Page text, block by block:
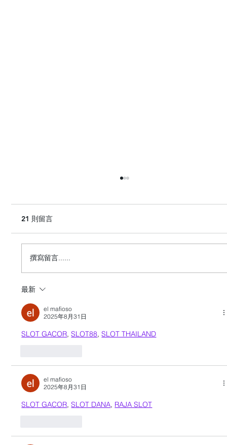
大通客戶資金帳戶的亞洲持牌數字交易所
21 則留言
撰寫留言......
最新
el mafioso
2025年8月31日
SLOT GACOR, SLOT88, SLOT THAILAND
el mafioso
2025年8月31日
SLOT GACOR, SLOT DANA, RAJA SLOT